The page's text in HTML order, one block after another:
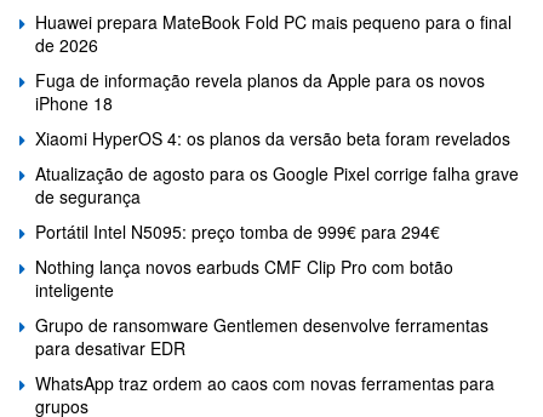
Huawei prepara MateBook Fold PC mais pequeno para o final
de 2026
Fuga de informação revela planos da Apple para os novos
iPhone 18
Xiaomi HyperOS 4: os planos da versão beta foram revelados
Atualização de agosto para os Google Pixel corrige falha grave
de segurança
Portátil Intel N5095: preço tomba de 999€ para 294€
Nothing lança novos earbuds CMF Clip Pro com botão
inteligente
Grupo de ransomware Gentlemen desenvolve ferramentas
para desativar EDR
WhatsApp traz ordem ao caos com novas ferramentas para
grupos